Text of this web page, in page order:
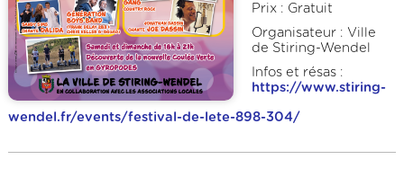
Prix : Gratuit
Organisateur : Ville
de Stiring-Wendel
Infos et résas :
https://www.stiring-
wendel.fr/events/festival-de-lete-898-304/